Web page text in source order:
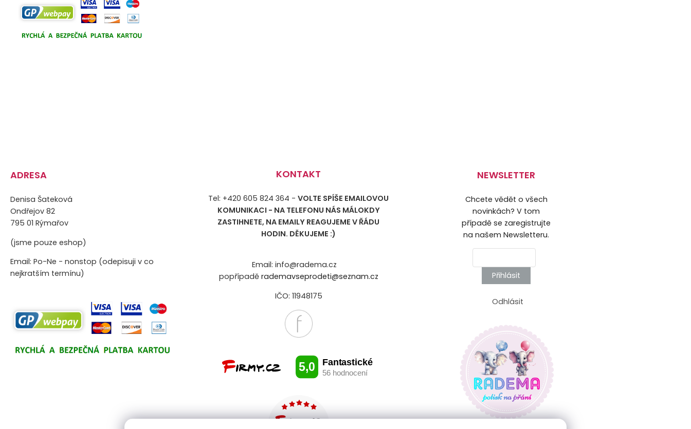
ADRESA
Denisa Šateková
Ondřejov 82
795 01 Rýmařov
(jsme pouze eshop)
Email: Po-Ne - nonstop (odepisuji v co
nejkratším termínu)
KONTAKT
Tel: +420 605 824 364 -VOLTE SPÍŠE EMAILOVOU
KOMUNIKACI - NA TELEFONU NÁS MÁLOKDY
ZASTIHNETE, NA EMAILY REAGUJEME V ŘÁDU
HODIN. DĚKUJEME :)
Email: info@radema.cz
popřípadě rademavseprodeti@seznam.cz
IČO: 11948175
NEWSLETTER
Chcete vědět o všech
novinkách? V tom
případě se zaregistrujte
na našem Newsletteru.
Přihlásit
Odhlásit